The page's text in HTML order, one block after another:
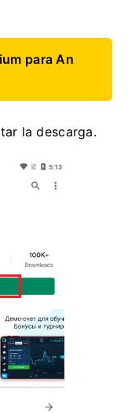
para An
la descarga.